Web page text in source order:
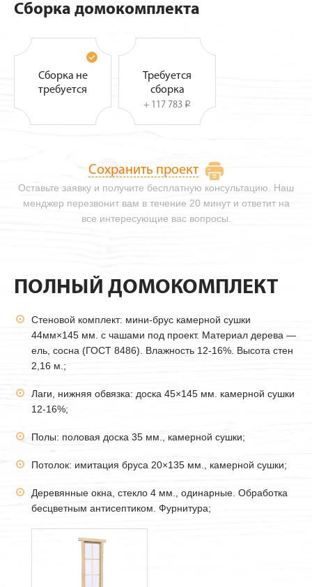
Сборка домокомплекта
Сборка не
требуется
Требуется
сборка
+ 117 783 i
Оставьте заявку и получите бесплатную консультацию. Наш
менджер перезвонит вам в течение 20 минут и ответит на
все интересующие вас вопросы.
Сохранить проект
ПОЛНЫЙ ДОМОКОМПЛЕКТ
Стеновой комплект: мини-брус камерной сушки
44мм×145 мм. с чашами под проект. Материал дерева —
ель, сосна (ГОСТ 8486). Влажность 12-16%. Высота стен
2,16 м.;
Лаги, нижняя обвязка: доска 45×145 мм. камерной сушки
12-16%;
Полы: половая доска 35 мм., камерной сушки;
Потолок: имитация бруса 20×135 мм., камерной сушки;
Деревянные окна, стекло 4 мм., одинарные. Обработка
бесцветным антисептиком. Фурнитура;